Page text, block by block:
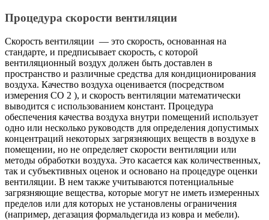
Процедура скорости вентиляции
Скорость вентиляции — это скорость, основанная на
стандарте, и предписывает скорость, с которой
вентиляционный воздух должен быть доставлен в
пространство и различные средства для кондиционирования
воздуха. Качество воздуха оценивается (посредством
измерения CO 2 ), и скорость вентиляции математически
выводится с использованием констант. Процедура
обеспечения качества воздуха внутри помещений использует
одно или несколько руководств для определения допустимых
концентраций некоторых загрязняющих веществ в воздухе в
помещении, но не определяет скорости вентиляции или
методы обработки воздуха. Это касается как количественных,
так и субъективных оценок и основано на процедуре оценки
вентиляции. В нем также учитываются потенциальные
загрязняющие вещества, которые могут не иметь измеренных
пределов или для которых не установлены ограничения
(например, дегазация формальдегида из ковра и мебели).